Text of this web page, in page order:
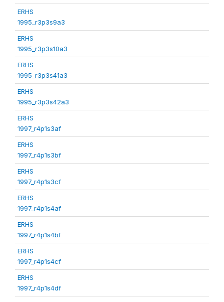
ERHS
1995_r3p3s9a3
ERHS
1995_r3p3s10a3
ERHS
1995_r3p3s41a3
ERHS
1995_r3p3s42a3
ERHS
1997_r4p1s3af
ERHS
1997_r4p1s3bf
ERHS
1997_r4p1s3cf
ERHS
1997_r4p1s4af
ERHS
1997_r4p1s4bf
ERHS
1997_r4p1s4cf
ERHS
1997_r4p1s4df